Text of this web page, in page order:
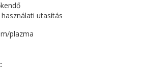
utasítás
plazma